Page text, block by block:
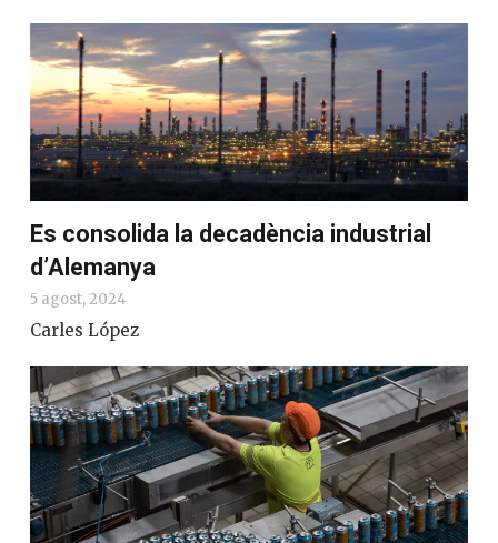
Es consolida la decadència industrial
d’Alemanya
5 agost, 2024
Carles López